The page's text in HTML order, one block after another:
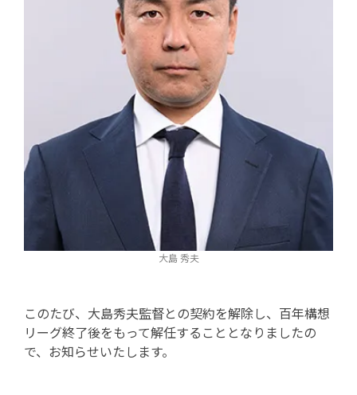
大島 秀夫
このたび、大島秀夫監督との契約を解除し、百年構想
リーグ終了後をもって解任することとなりましたの
で、お知らせいたします。